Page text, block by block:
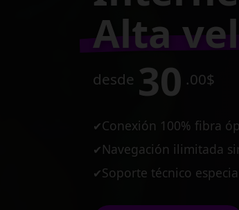
de alta
para tu
10
✔Planes diseñados para
✔Estabilidad garantizada